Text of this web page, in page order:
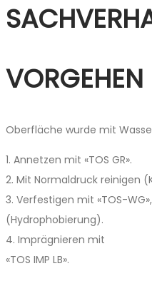
VORGEHEN
Oberfläche wurde mit
1. Annetzen mit «TOS GR».
2. Mit Normaldruck reinigen
3. Verfestigen mit «TOS-
(Hydrophobierung).
4. Imprägnieren mit
«TOS IMP LB».